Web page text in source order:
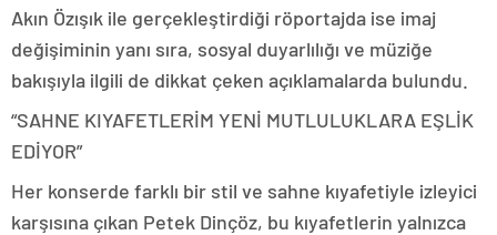
Akın Özışık ile gerçekleştirdiği röportajda ise imaj
değişiminin yanı sıra, sosyal duyarlılığı ve müziğe
bakışıyla ilgili de dikkat çeken açıklamalarda bulundu.
“SAHNE KIYAFETLERİM YENİ MUTLULUKLARA EŞLİK
EDİYOR”
Her konserde farklı bir stil ve sahne kıyafetiyle izleyici
karşısına çıkan Petek Dinçöz, bu kıyafetlerin yalnızca